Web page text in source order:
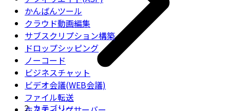
かんばんツール
クラウド動画編集
サブスクリプション構築
ドロップシッピング
ノーコード
ビジネスチャット
ビデオ会議(WEB会議)
ファイル転送
カテゴリー